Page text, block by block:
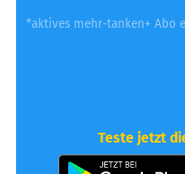
*aktives mehr-tanken+ Abo
Teste jetzt